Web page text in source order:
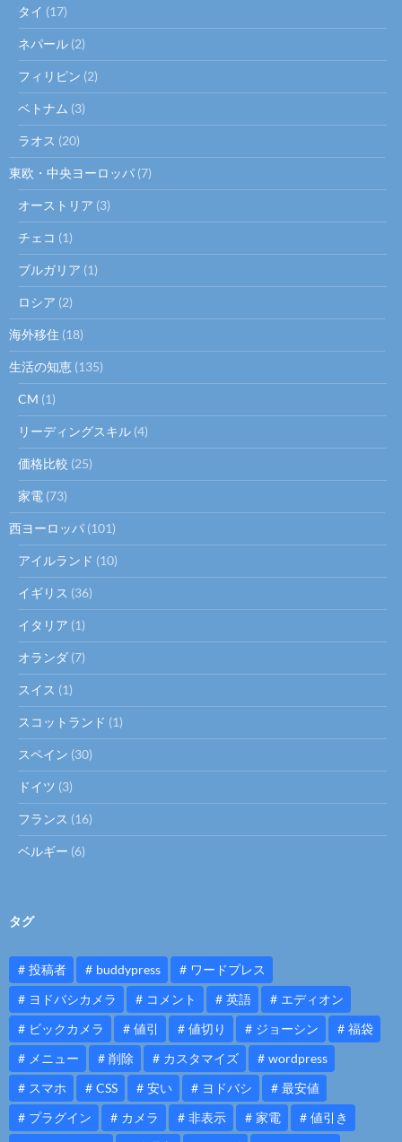
タイ (17)
ネパール (2)
フィリピン (2)
ベトナム (3)
ラオス (20)
東欧・中央ヨーロッパ (7)
オーストリア (3)
チェコ (1)
ブルガリア (1)
ロシア (2)
海外移住 (18)
生活の知恵 (135)
CM (1)
リーディングスキル (4)
価格比較 (25)
家電 (73)
西ヨーロッパ (101)
アイルランド (10)
イギリス (36)
イタリア (1)
オランダ (7)
スイス (1)
スコットランド (1)
スペイン (30)
ドイツ (3)
フランス (16)
ベルギー (6)
タグ
投稿者 buddypress
ワードプレス
ヨドバシカメラ
コメント 英語
エディオン
ビックカメラ
値引 値切り ジョーシン
福袋
メニュー
削除 カスタマイズ
wordpress
スマホ
CSS 安い ヨドバシ
最安値
プラグイン
カメラ 非表示 家電
値引き